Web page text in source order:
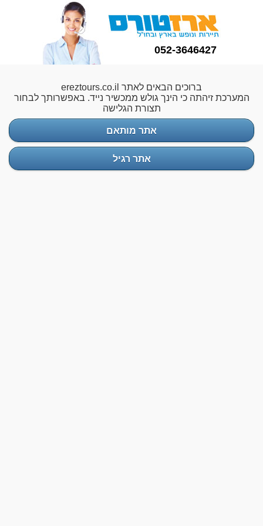
052-3646427
ברוכים הבאים לאתר ereztours.co.il
המערכת זיהתה כי הינך גולש ממכשיר נייד. באפשרותך לבחור
תצורת הגלישה
אתר מותאם
אתר רגיל